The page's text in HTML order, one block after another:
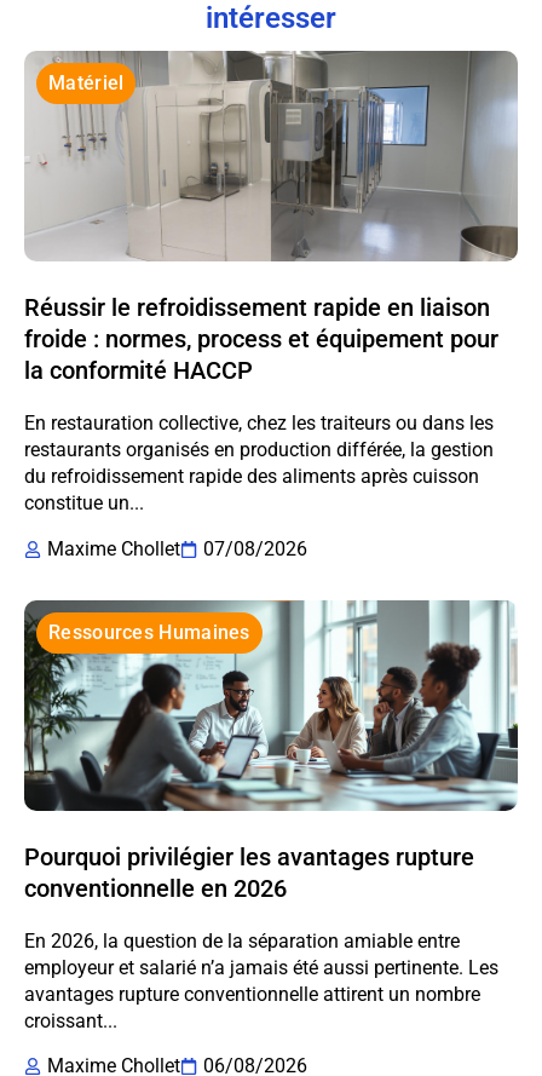
intéresser
Matériel
Réussir le refroidissement rapide en liaison
froide : normes, process et équipement pour
la conformité HACCP
En restauration collective, chez les traiteurs ou dans les
restaurants organisés en production différée, la gestion
du refroidissement rapide des aliments après cuisson
constitue un...
Maxime Chollet
07/08/2026
Ressources Humaines
Pourquoi privilégier les avantages rupture
conventionnelle en 2026
En 2026, la question de la séparation amiable entre
employeur et salarié n’a jamais été aussi pertinente. Les
avantages rupture conventionnelle attirent un nombre
croissant...
Maxime Chollet
06/08/2026